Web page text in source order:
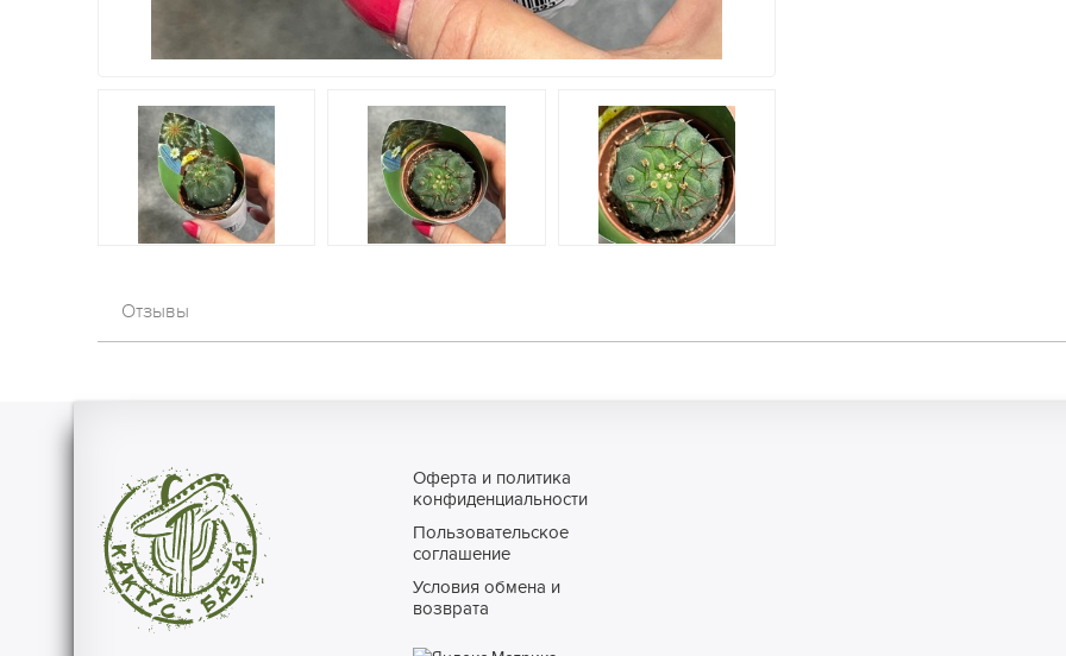
Отзывы
Оферта и политика
конфиденциальности
Пользовательское
соглашение
Условия обмена и
возврата